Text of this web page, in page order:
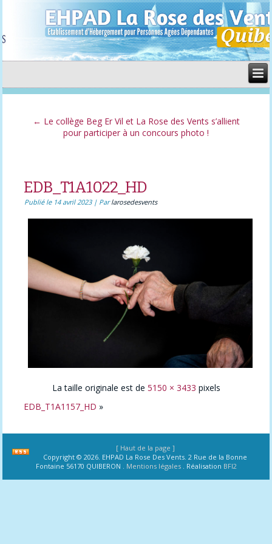
← Le collège Beg Er Vil et La Rose des Vents s’allient
pour participer à un concours photo !
EDB_T1A1022_HD
Publié le 14 avril 2023| Par larosedesvents
La taille originale est de 5150 × 3433 pixels
EDB_T1A1157_HD »
[ Haut de la page ]
Copyright © 2026. EHPAD La Rose Des Vents. 2 Rue de la Bonne
Fontaine 56170 QUIBERON . Mentions légales. Réalisation BFI2